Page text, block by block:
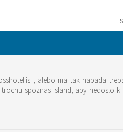
, alebo ma tak napada
spoznas Island, aby nedoslo